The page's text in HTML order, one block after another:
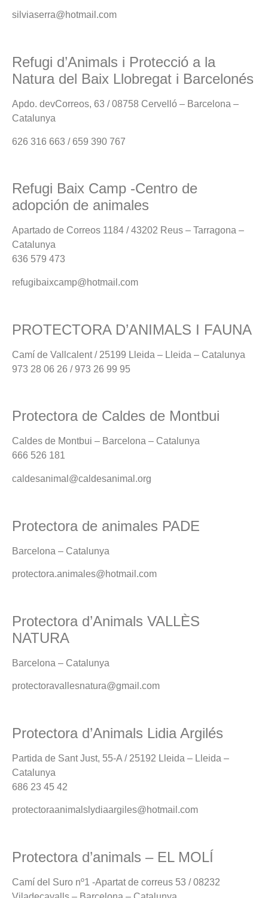
silviaserra@hotmail.com
Refugi d’Animals i Protecció a la
Natura del Baix Llobregat i Barcelonés
Apdo. devCorreos, 63 / 08758 Cervelló – Barcelona –
Catalunya
626 316 663 / 659 390 767
Refugi Baix Camp -Centro de
adopción de animales
Apartado de Correos 1184 / 43202 Reus – Tarragona –
Catalunya
636 579 473
refugibaixcamp@hotmail.com
PROTECTORA D’ANIMALS I FAUNA
Camí de Vallcalent / 25199 Lleida – Lleida – Catalunya
973 28 06 26 / 973 26 99 95
Protectora de Caldes de Montbui
Caldes de Montbui – Barcelona – Catalunya
666 526 181
caldesanimal@caldesanimal.org
Protectora de animales PADE
Barcelona – Catalunya
protectora.animales@hotmail.com
Protectora d’Animals VALLÈS
NATURA
Barcelona – Catalunya
protectoravallesnatura@gmail.com
Protectora d’Animals Lidia Argilés
Partida de Sant Just, 55-A / 25192 Lleida – Lleida –
Catalunya
686 23 45 42
protectoraanimalslydiaargiles@hotmail.com
Protectora d’animals – EL MOLÍ
Camí del Suro nº1 -Apartat de correus 53 / 08232